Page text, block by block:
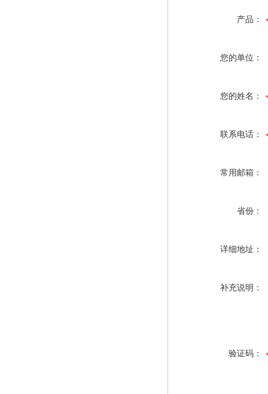
产品：
您的单位：
您的姓名：
联系电话：
常用邮箱：
省份：
详细地址：
补充说明：
验证码：